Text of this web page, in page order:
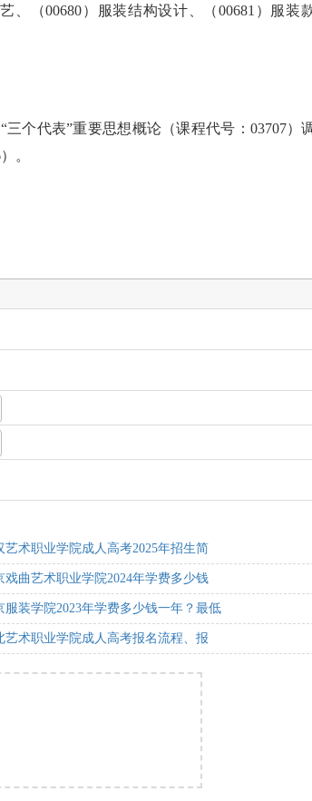
、（00680）服装结构设计、（00681）服装
个代表”重要思想概论（课程代号：03707）
。
艺术职业学院成人高考2025年招生简
戏曲艺术职业学院2024年学费多少钱
服装学院2023年学费多少钱一年？最低
艺术职业学院成人高考报名流程、报